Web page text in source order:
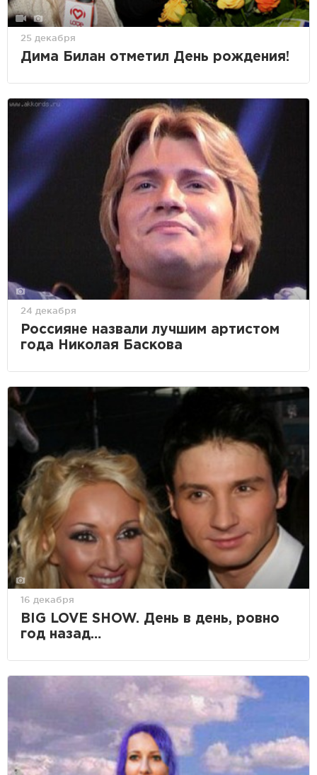
25 декабря
Дима Билан отметил День рождения!
24 декабря
Россияне назвали лучшим артистом
года Николая Баскова
16 декабря
BIG LOVE SHOW. День в день, ровно
год назад…